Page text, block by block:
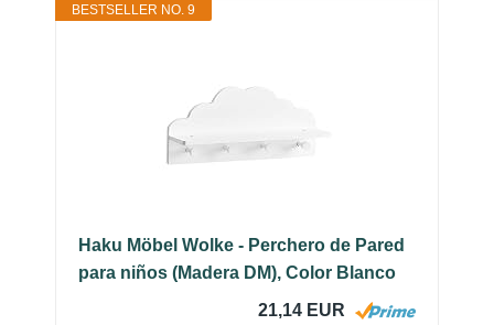
BESTSELLER NO. 9
Haku Möbel Wolke - Perchero de Pared
para niños (Madera DM), Color Blanco
21,14 EUR